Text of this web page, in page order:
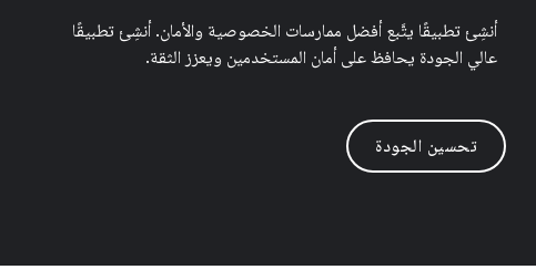
أنشِئ تطبيقًا يتَّبع أفضل ممارسات الخصوصية والأمان. أنشِئ تطبيقًا
عالي الجودة يحافظ على أمان المستخدمين ويعزز الثقة.
تحسين الجودة